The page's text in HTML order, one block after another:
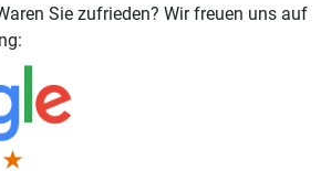
Sie zufrieden? Wir freuen uns auf